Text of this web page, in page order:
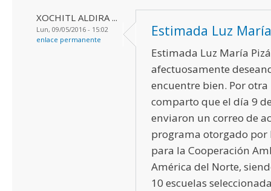
XOCHITL ALDIRA ...
Lun, 09/05/2016 - 15:02
enlace permanente
Estimada Luz
Estimada Luz María
afectuosamente
encuentre bien. Por
comparto que el día 9
enviaron un correo de
programa otorgado por
para la Cooperación
América del Norte,
10 escuelas